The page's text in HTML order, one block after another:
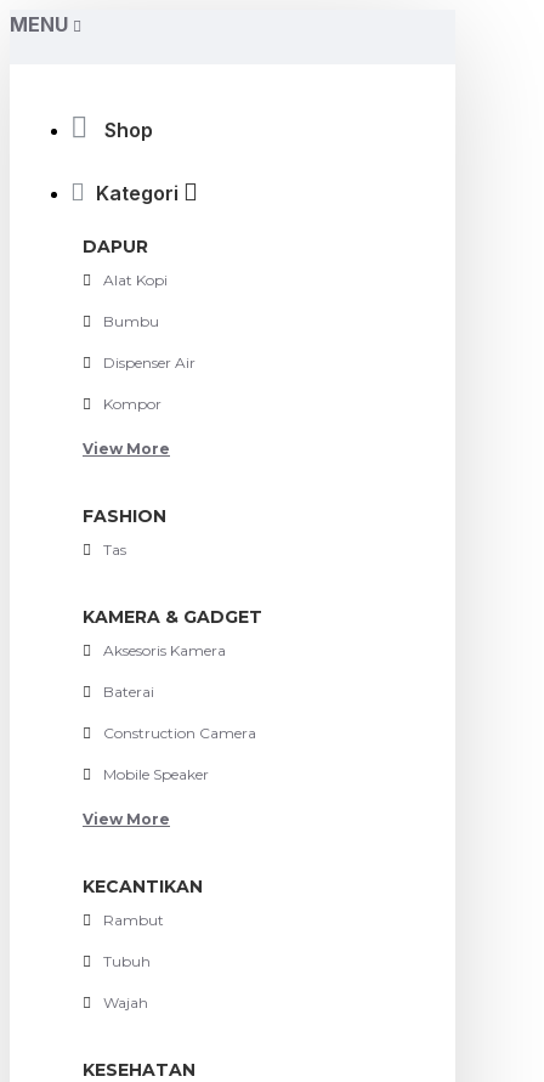
MENU
Shop
Kategori
DAPUR
Alat Kopi
Bumbu
Dispenser Air
Kompor
View More
FASHION
Tas
KAMERA & GADGET
Aksesoris Kamera
Baterai
Construction Camera
Mobile Speaker
View More
KECANTIKAN
Rambut
Tubuh
Wajah
KESEHATAN